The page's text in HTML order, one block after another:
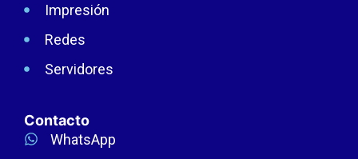
Impresión
Redes
Servidores
Contacto
WhatsApp